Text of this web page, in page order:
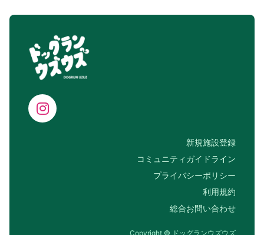
新規施設登録
コミュニティガイドライン
プライバシーポリシー
利用規約
総合お問い合わせ
Copyright © ドッグランウズウズ